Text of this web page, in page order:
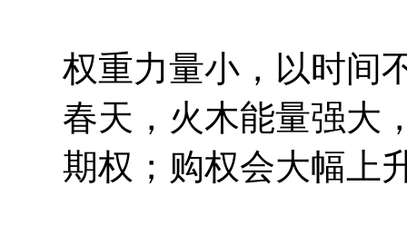
权重力量小，以时间
春天，火木能量强大
期权；购权会大幅上